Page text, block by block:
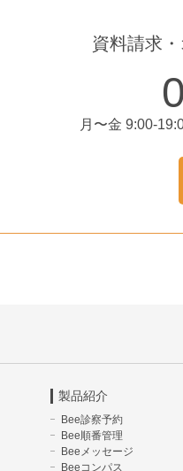
資料請求
月〜金 9:00-
製品紹介
Bee診察予約
Bee順番管理
Beeメッセージ
Beeコンパス